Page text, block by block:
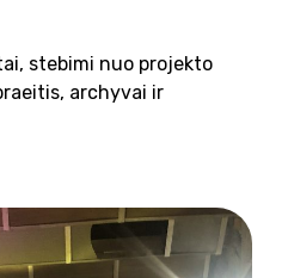
stebimi nuo projekto
archyvai ir